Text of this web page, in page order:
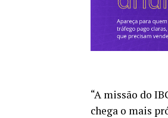
“A missão do
chega o mais